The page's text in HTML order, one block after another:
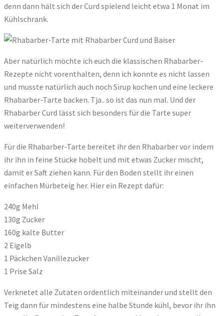
denn dann hält sich der Curd spielend leicht etwa 1 Monat im
Kühlschrank.
Aber natürlich möchte ich euch die klassischen Rhabarber-
Rezepte nicht vorenthalten, denn ich konnte es nicht lassen
und musste natürlich auch noch Sirup kochen und eine leckere
Rhabarber-Tarte backen. Tja.. so ist das nun mal. Und der
Rhabarber Curd lässt sich besonders für die Tarte super
weiterverwenden!
Für die Rhabarber-Tarte bereitet ihr den Rhabarber vor indem
ihr ihn in feine Stücke hobelt und mit etwas Zucker mischt,
damit er Saft ziehen kann. Für den Boden stellt ihr einen
einfachen Mürbeteig her. Hier ein Rezept dafür:
240g Mehl
130g Zucker
160g kalte Butter
2 Eigelb
1 Päckchen Vanillezucker
1 Prise Salz
Verknetet alle Zutaten ordentlich miteinander und stellt den
Teig dann für mindestens eine halbe Stunde kühl, bevor ihr ihn